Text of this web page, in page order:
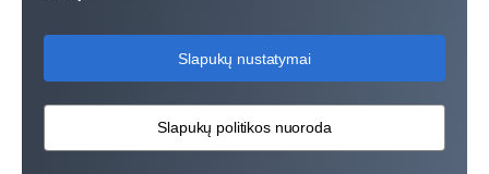
Slapukų nustatymai
Slapukų politikos nuoroda